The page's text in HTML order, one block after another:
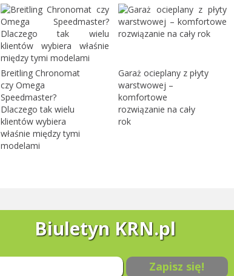
Breitling Chronomat
czy Omega
Speedmaster?
Dlaczego tak wielu
klientów wybiera
właśnie między tymi
modelami
Garaż ocieplany z płyty
warstwowej –
komfortowe
rozwiązanie na cały
rok
Biuletyn KRN.pl
Zapisz się!